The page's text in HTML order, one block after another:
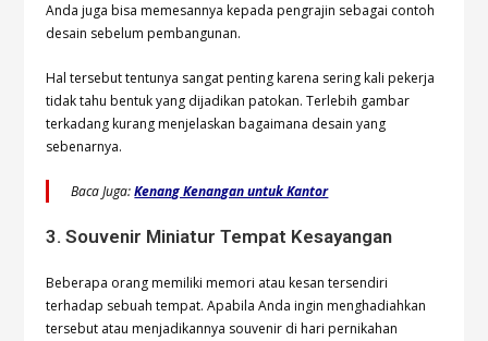
Anda juga bisa memesannya kepada pengrajin sebagai contoh
desain sebelum pembangunan.
Hal tersebut tentunya sangat penting karena sering kali pekerja
tidak tahu bentuk yang dijadikan patokan. Terlebih gambar
terkadang kurang menjelaskan bagaimana desain yang
sebenarnya.
Baca Juga:Kenang Kenangan untuk Kantor
3. Souvenir Miniatur Tempat Kesayangan
Beberapa orang memiliki memori atau kesan tersendiri
terhadap sebuah tempat. Apabila Anda ingin menghadiahkan
tersebut atau menjadikannya souvenir di hari pernikahan